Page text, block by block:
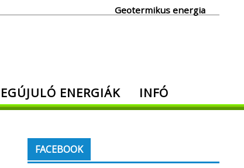
Geotermikus energia
ENERGIÁK INFÓ
FACEBOOK